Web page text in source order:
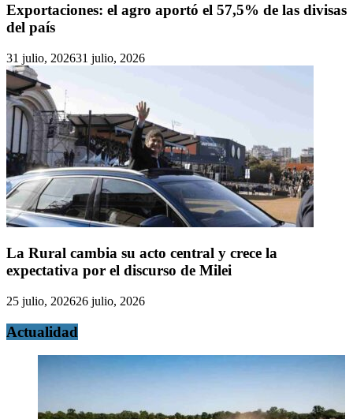
Exportaciones: el agro aportó el 57,5% de las divisas
del país
31 julio, 202631 julio, 2026
La Rural cambia su acto central y crece la
expectativa por el discurso de Milei
25 julio, 202626 julio, 2026
Actualidad